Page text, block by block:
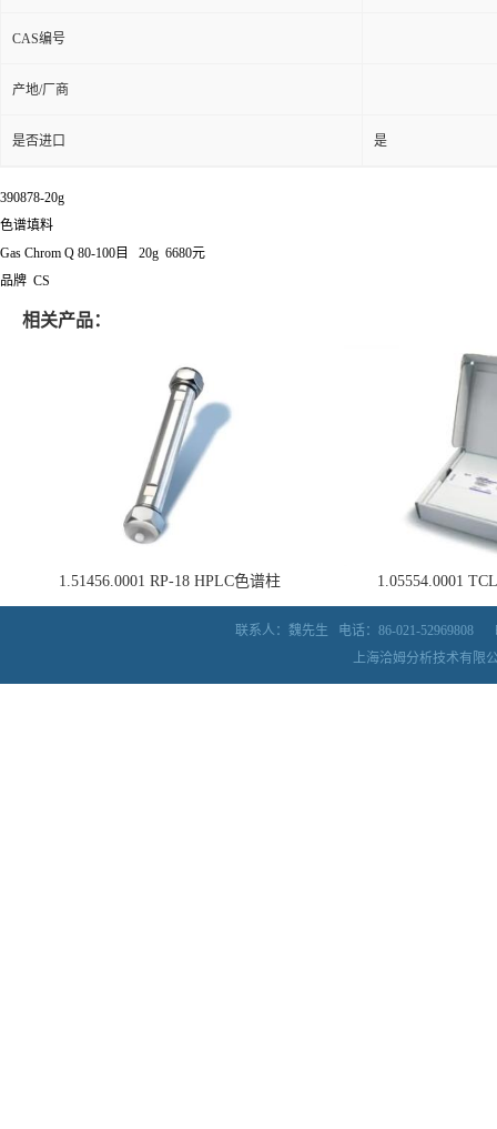
CAS编号
产地/厂商
是否进口 是
390878-20g
色谱填料
Gas Chrom Q 80-100目 20g 6680元
品牌 CS
相关产品：
1.51456.0001 RP-18 HPLC色谱柱 1.05554.0001
联系人：魏先生 电话：86-021-52969808
上海洽姆分析技术有限